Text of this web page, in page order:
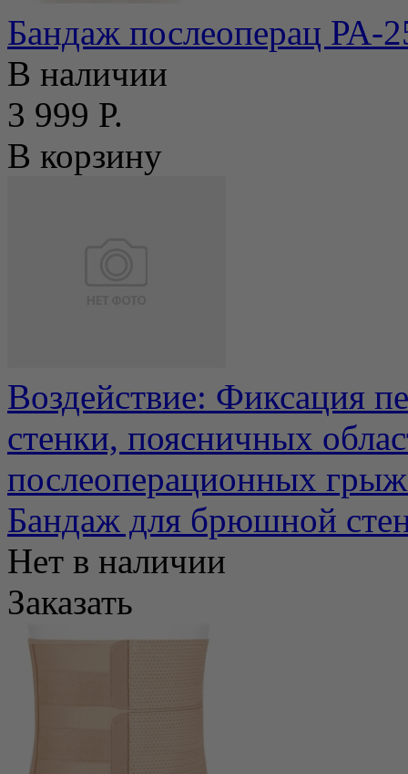
Бандаж послеоперац РА-
В наличии
3 999 Р.
В корзину
Воздействие: Фиксация
стенки, поясничных
послеоперационных
Бандаж для брюшной
Нет в наличии
Заказать